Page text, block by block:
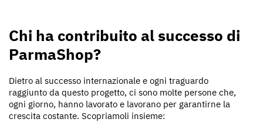
Chi ha contribuito al successo di
ParmaShop?
Dietro al successo internazionale e ogni traguardo
raggiunto da questo progetto, ci sono molte persone che,
ogni giorno, hanno lavorato e lavorano per garantirne la
crescita costante. Scopriamoli insieme: